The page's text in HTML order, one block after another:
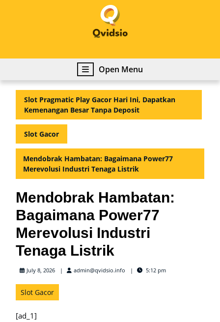
Open Menu
Menu
Slot Pragmatic Play Gacor Hari Ini, Dapatkan
Kemenangan Besar Tanpa Deposit
Slot Gacor
Mendobrak Hambatan: Bagaimana Power77
Merevolusi Industri Tenaga Listrik
Mendobrak Hambatan:
Bagaimana Power77
Merevolusi Industri
Tenaga Listrik
July 8, 2026 admin@qvidsio.info admin@qvidsio.info
5:12 pm
Slot Gacor
[ad_1]